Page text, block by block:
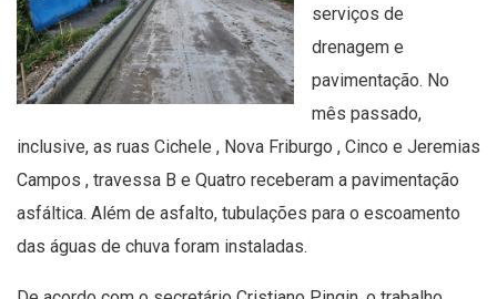
serviços de
drenagem e
pavimentação. No
mês passado,
inclusive, as ruas Cichele , Nova Friburgo , Cinco e Jeremias
Campos , travessa B e Quatro receberam a pavimentação
asfáltica. Além de asfalto, tubulações para o escoamento
das águas de chuva foram instaladas.